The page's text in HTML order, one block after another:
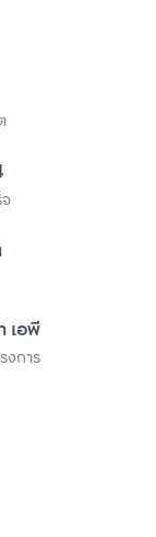
อพี (ไทย
)
งการ